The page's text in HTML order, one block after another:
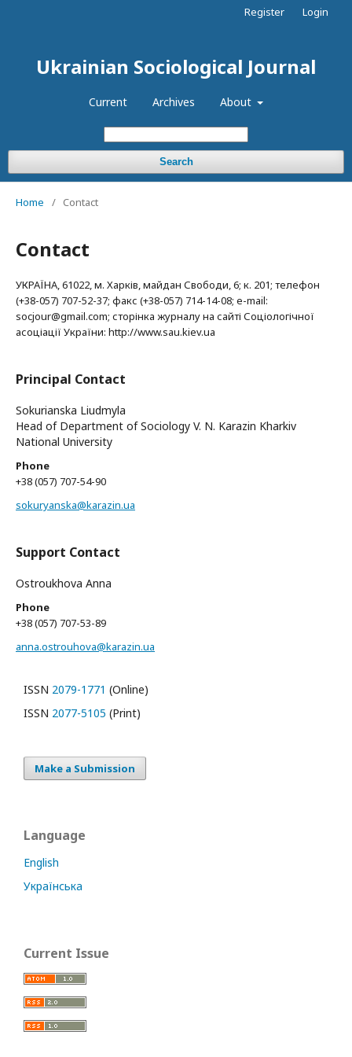
Ukrainian Sociological Journal
Current Archives About
Search
Register Login
Home / Contact
Contact
УКРАЇНА, 61022, м. Харків, майдан Свободи, 6; к. 201; телефон
(+38-057) 707-52-37; факс (+38-057) 714-14-08; e-mail:
socjour@gmail.com; сторінка журналу на сайті Соціологічної
асоціації України: http://www.sau.kiev.ua
Principal Contact
Sokurianska Liudmyla
Head of Department of Sociology V. N. Karazin Kharkiv
National University
Phone
+38 (057) 707-54-90
sokuryanska@karazin.ua
Support Contact
Ostroukhova Anna
Phone
+38 (057) 707-53-89
anna.ostrouhova@karazin.ua
ISSN 2079-1771 (Online)
ISSN 2077-5105 (Print)
Make a Submission
Language
English
Українська
Current Issue